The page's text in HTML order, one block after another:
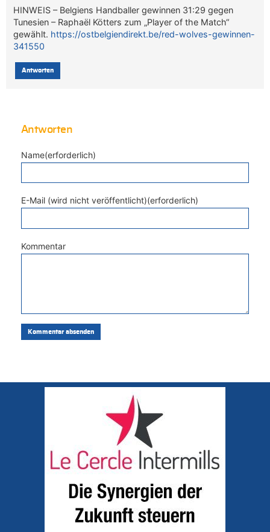
HINWEIS – Belgiens Handballer gewinnen 31:29 gegen
Tunesien – Raphaël Kötters zum „Player of the Match“
gewählt. https://ostbelgiendirekt.be/red-wolves-gewinnen-
341550
Antworten
Antworten
Name(erforderlich)
E-Mail (wird nicht veröffentlicht)(erforderlich)
Kommentar